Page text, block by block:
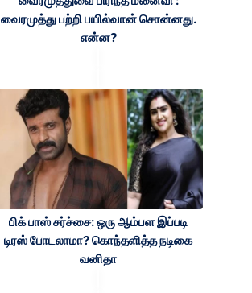
வைரமுத்து பற்றி பயில்வான் சொன்னது.
என்ன?
பிக் பாஸ் சர்ச்சை: ஒரு ஆம்பள இப்படி
டிரஸ் போடலாமா? கொந்தளித்த நடிகை
வனிதா